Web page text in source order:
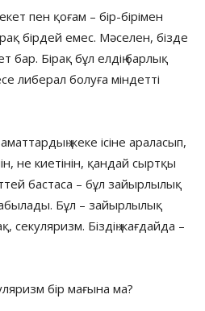
пен қоғам – бір-бірімен
бірдей емес. Мәселен, бізде
Бірақ бұл елдің барлық
либерал болуға міндетті
жеке ісіне араласып,
не киетінін, қандай сыртқы
бастаса – бұл зайырлылық
Бұл – зайырлылық
секуляризм. Біздің жағдайда –
бір мағына ма?